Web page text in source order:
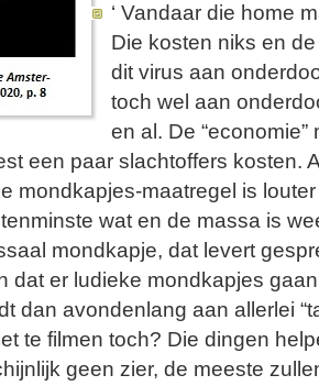
‘ Vandaar die home
Die kosten niks en
dit virus aan
toch wel aan
en al. De
een paar slachtoffers kosten.
mondkapjes-maatregel is
wat en de massa is
mondkapje, dat levert
dat er ludieke mondkapjes
dan avondenlang aan allerlei
te filmen toch? Die dingen
geen zier, de meeste